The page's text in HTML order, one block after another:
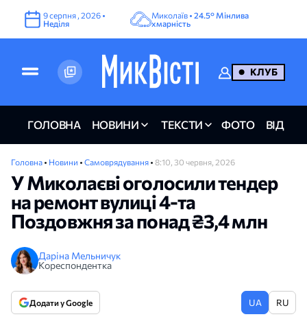
9серпня ,2026 •
Неділя
Миколаїв •24.5° Мінлива
хмарність
КЛУБ
ГОЛОВНА НОВИНИ ТЕКСТИ ФОТО ВІДЕО
Головна • Новини • Самоврядування • 8:10, 30 червня, 2026
У Миколаєві оголосили тендер
на ремонт вулиці 4-та
Поздовжня за понад ₴3,4 млн
Даріна Мельничук
Кореспондентка
Додати у Google UA RU